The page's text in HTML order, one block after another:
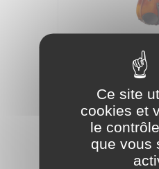
Naturel
Ce site
cookies et
le
que vous